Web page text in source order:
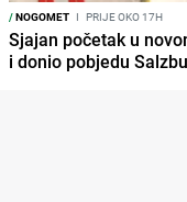
/NOGOMET I PRIJE OKO 17H
Sjajan početak u
i donio pobjedu